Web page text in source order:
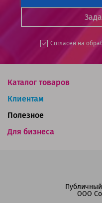
Согласен на
Каталог товаров
Клиентам
Для бизнеса
Полезное
ООО